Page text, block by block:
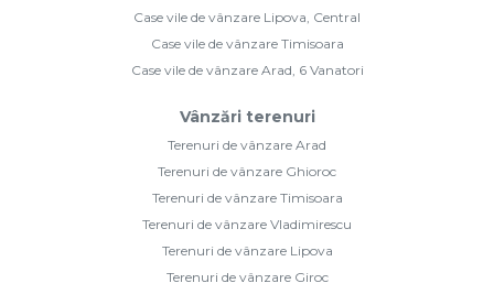
Case vile de vânzare Lipova, Central
Case vile de vânzare Timisoara
Case vile de vânzare Arad, 6 Vanatori
Vânzări terenuri
Terenuri de vânzare Arad
Terenuri de vânzare Ghioroc
Terenuri de vânzare Timisoara
Terenuri de vânzare Vladimirescu
Terenuri de vânzare Lipova
Terenuri de vânzare Giroc